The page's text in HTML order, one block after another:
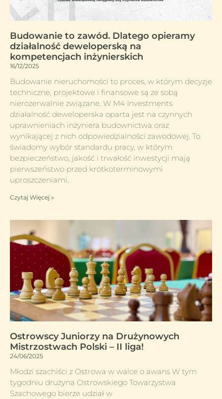
Budowanie to zawód. Dlatego opieramy
działalność deweloperską na
kompetencjach inżynierskich
16/12/2025
Budowanie nieruchomości to proces, w którym decyzje
techniczne, projektowe i finansowe są ze sobą
nierozerwalnie związane. W M4 Investments
działalność deweloperska oparta jest na czynnych
uprawnieniach inżyniera budownictwa oraz
wynikającej z nich odpowiedzialności zawodowej. To
świadomy wybór standardu pracy, w którym
bezpieczeństwo, jakość i trwałość inwestycji mają
pierwszeństwo przed krótkoterminowymi
uproszczeniami.
Czytaj Więcej »
Ostrowscy Juniorzy na Drużynowych
Mistrzostwach Polski – II liga!
24/06/2025
Młodzi szachiści z Ostrowa w walce o awans W tym
tygodniu drużyna Ostrowskiego Towarzystwa
Szachowego bierze udział w